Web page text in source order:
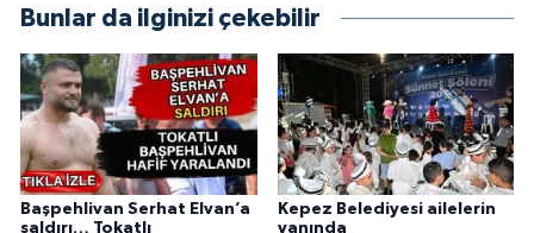
Bunlar da ilginizi çekebilir
Başpehlivan Serhat Elvan’a
saldırı… Tokatlı
Kepez Belediyesi ailelerin
yanında